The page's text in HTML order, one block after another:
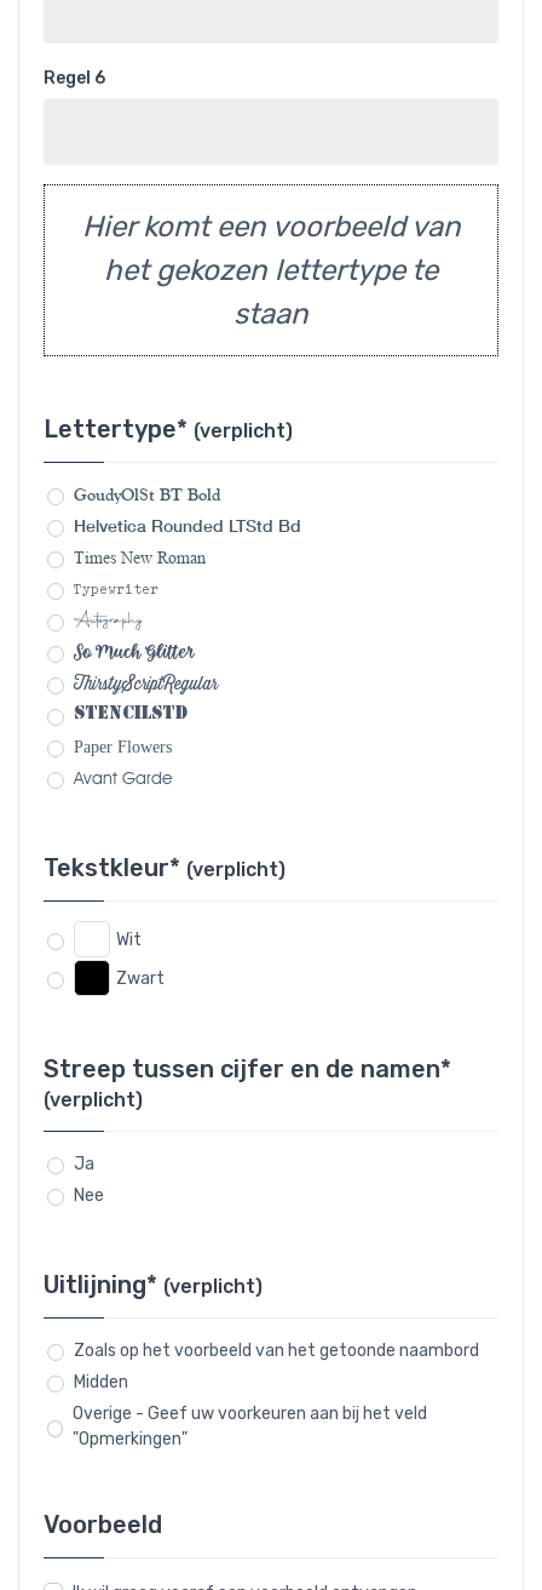
Regel 6
Hier komt een voorbeeld van
het gekozen lettertype te
staan
Lettertype* (verplicht)
GoudyOlSt BT Bold
Helvetica Rounded LTStd Bd
Times New Roman
Typewriter
Autography
So Much Glitter
ThirstyScriptRegular
StencilStd
Paper Flowers
Avant Garde
Tekstkleur* (verplicht)
Wit
Zwart
Streep tussen cijfer en de namen*
(verplicht)
Ja
Nee
Uitlijning* (verplicht)
Zoals op het voorbeeld van het getoonde naambord
Midden
Overige - Geef uw voorkeuren aan bij het veld
"Opmerkingen"
Voorbeeld